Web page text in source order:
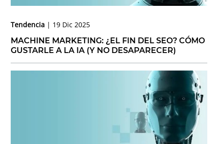
Tendencia
19 Dic 2025
MACHINE MARKETING: ¿EL FIN DEL SEO? CÓMO
GUSTARLE A LA IA (Y NO DESAPARECER)